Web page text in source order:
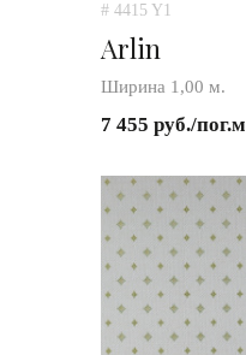
# 4415 Y1
Arlin
Ширина 1,00 м.
7 455 руб./пог.м